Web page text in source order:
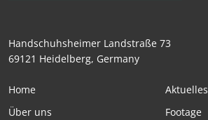
Handschuhsheimer Landstraße 73
69121 Heidelberg, Germany
Home
Über uns
Aktuelles
Footage